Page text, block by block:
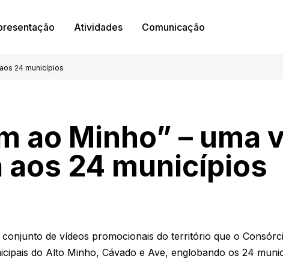
Atividades Comunicação
24 municípios
ao Minho” – uma
aos 24 municípios
conjunto de vídeos promocionais do território que o
do Alto Minho, Cávado e Ave, englobando os 24